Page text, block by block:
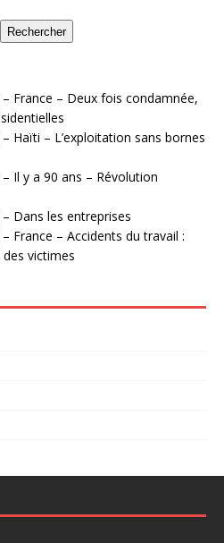
Rechercher
France – Deux fois condamnée,
Haïti – L’exploitation sans bornes
Il y a 90 ans – Révolution
Dans les entreprises
France – Accidents du travail :
victimes